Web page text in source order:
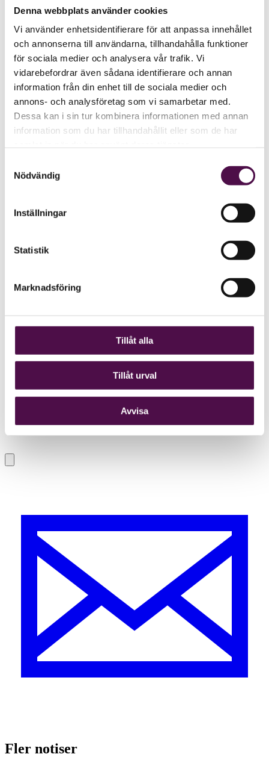
Denna webbplats använder cookies
Vi använder enhetsidentifierare för att anpassa innehållet
och annonserna till användarna, tillhandahålla funktioner
för sociala medier och analysera vår trafik. Vi
vidarebefordrar även sådana identifierare och annan
information från din enhet till de sociala medier och
annons- och analysföretag som vi samarbetar med.
Dessa kan i sin tur kombinera informationen med annan
information som du har tillhandahållit eller som de har
Nödvändig
Inställningar
Statistik
Marknadsföring
Tillåt alla
Tillåt urval
Avvisa
Fler notiser